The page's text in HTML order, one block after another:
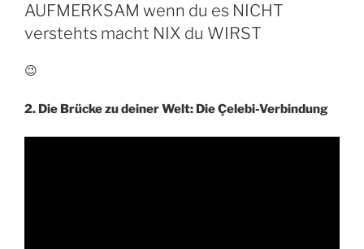
AUFMERKSAM wenn du es NICHT
verstehts macht NIX du WIRST
😉
2. Die Brücke zu deiner Welt: Die Çelebi-Verbindung